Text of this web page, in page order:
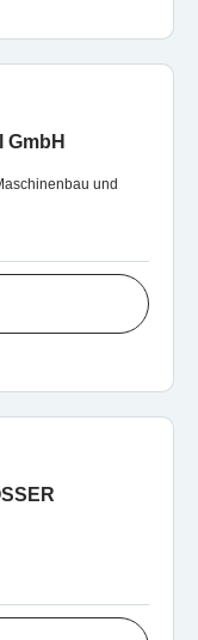
und